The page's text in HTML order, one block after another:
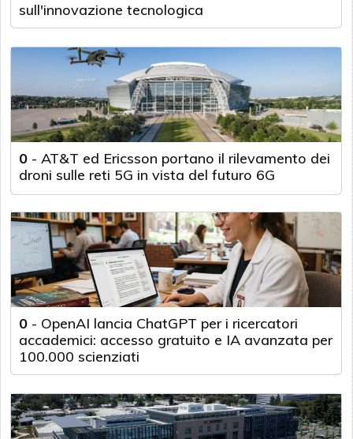
sull'innovazione tecnologica
0 - AT&T ed Ericsson portano il rilevamento dei
droni sulle reti 5G in vista del futuro 6G
0 - OpenAI lancia ChatGPT per i ricercatori
accademici: accesso gratuito e IA avanzata per
100.000 scienziati